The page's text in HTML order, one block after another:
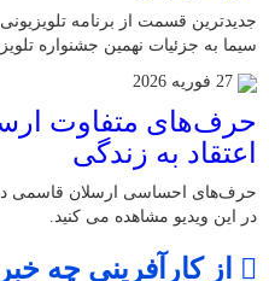
جدیدترین قسمت از برنامه‌
سیما به جزئیات نهمین جشنواره‌
27 فوریه 2026
حرف‌های متفاوت
اعتقاد به زندگی
حرف‌های احساسی ارسلان قاسمی
در این ویدیو مشاهده می کنید.
از کارآفرینی چه